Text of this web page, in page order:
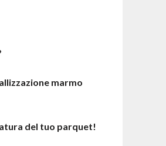
marmo
del tuo parquet!